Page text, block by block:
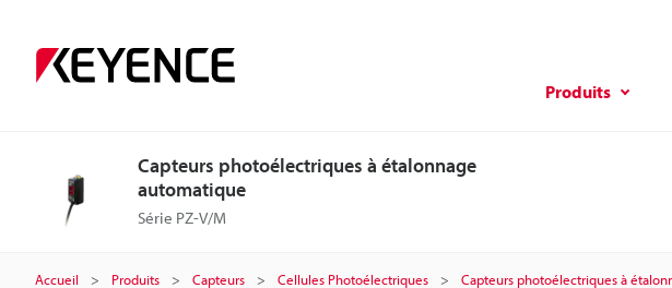
Produits
Capteurs photoélectriques à étalonnage
automatique
Série PZ-V/M
Accueil Produits Capteurs Cellules Photoélectriques Capteurs photoélectriques à